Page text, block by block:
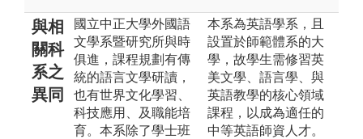
與相
關科
系之
異同
國立中正大學外國語
文學系暨研究所與時
俱進，課程規劃有傳
統的語言文學研讀，
也有世界文化學習、
科技應用、及職能培
育。本系除了學士班
本系為英語學系，且
設置於師範體系的大
學，故學生需修習英
美文學、語言學、與
英語教學的核心領域
課程，以成為適任的
中等英語師資人才。